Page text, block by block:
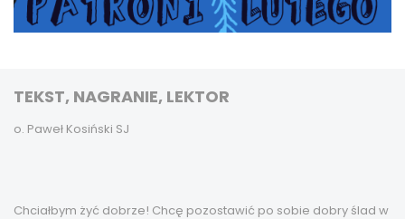
TEKST, NAGRANIE, LEKTOR
o. Paweł Kosiński SJ
Chciałbym żyć dobrze! Chcę pozostawić po sobie dobry ślad w